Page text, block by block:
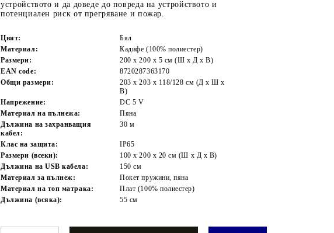
устройството и да доведе до повреда на устройството и
потенциален риск от прегряване и пожар.
Цвят:
Бял
Материал:
Кадифе (100% полиестер)
Размери:
200 x 200 x 5 см (Ш x Д x В)
EAN code:
8720287363170
Общи размери:
203 x 203 x 118/128 см (Д x Ш x
В)
Напрежение:
DC 5 V
Материал на пълнежа:
Пяна
Дължина на захранващия
кабел:
30 м
Клас на защита:
IP65
Размери (всеки):
100 x 200 x 20 см (Ш x Д x В)
Дължина на USB кабела:
150 см
Материал за пълнеж:
Покет пружини, пяна
Материал на топ матрака:
Плат (100% полиестер)
Дължина (всяка):
55 см